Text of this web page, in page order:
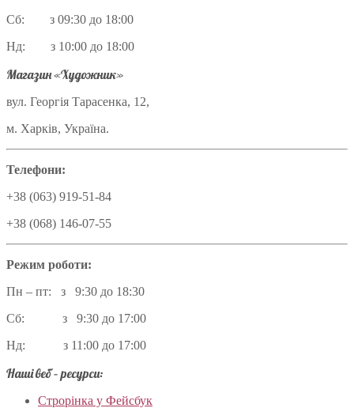
Сб: з 09:30 до 18:00
Нд: з 10:00 до 18:00
Магазин «Художник»
вул. Георгія Тарасенка, 12,
м. Харків, Україна.
Телефони:
+38 (063) 919-51-84
+38 (068) 146-07-55
Режим роботи:
Пн – пт: з 9:30 до 18:30
Сб: з 9:30 до 17:00
Нд: з 11:00 до 17:00
Наші веб – ресурси:
Строрінка у Фейсбук